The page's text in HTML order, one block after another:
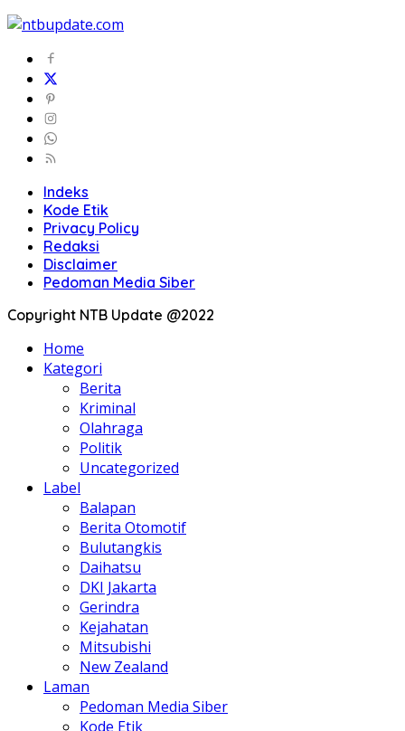
Indeks
Kode Etik
Privacy Policy
Redaksi
Disclaimer
Pedoman Media Siber
Copyright NTB Update @2022
Home
Kategori
Berita
Kriminal
Olahraga
Politik
Uncategorized
Label
Balapan
Berita Otomotif
Bulutangkis
Daihatsu
DKI Jakarta
Gerindra
Kejahatan
Mitsubishi
New Zealand
Laman
Pedoman Media Siber
Kode Etik